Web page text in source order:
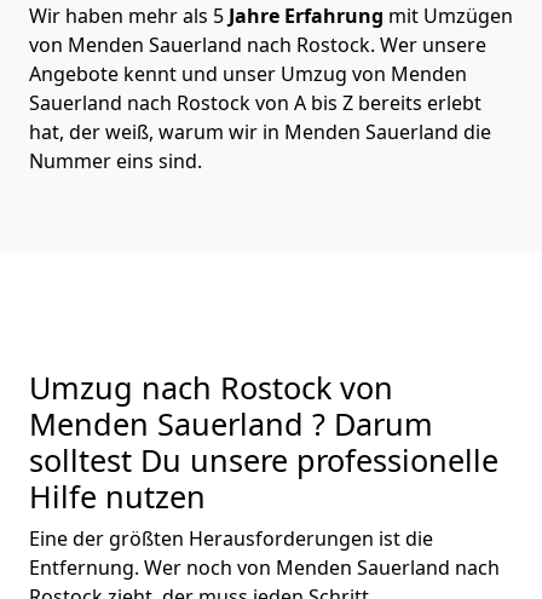
Wir haben mehr als 5 Jahre Erfahrung mit Umzügen
von Menden Sauerland nach Rostock. Wer unsere
Angebote kennt und unser Umzug von Menden
Sauerland nach Rostock von A bis Z bereits erlebt
hat, der weiß, warum wir in Menden Sauerland die
Nummer eins sind.
Umzug nach Rostock von
Menden Sauerland ? Darum
solltest Du unsere professionelle
Hilfe nutzen
Eine der größten Herausforderungen ist die
Entfernung. Wer noch von Menden Sauerland nach